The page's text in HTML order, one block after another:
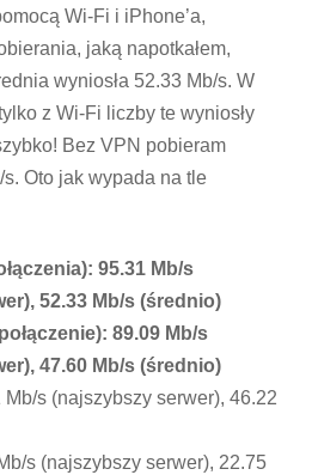
Wi-Fi i iPhone’a,
jaką napotkałem,
wyniosła 52.33 Mb/s. W
z Wi-Fi liczby te wyniosły
Bez VPN pobieram
Oto jak wypada na tle
95.31 Mb/s
52.33 Mb/s (średnio)
89.09 Mb/s
47.60 Mb/s (średnio)
s (najszybszy serwer), 46.22
s (najszybszy serwer), 22.75